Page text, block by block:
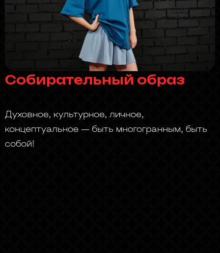
Собирательный образ
Духовное, культурное, личное,
концептуальное — быть многогранным, быть
собой!